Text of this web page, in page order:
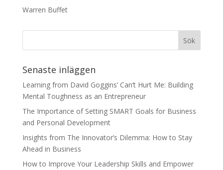
Warren Buffet
Senaste inläggen
Learning from David Goggins’ Can’t Hurt Me: Building
Mental Toughness as an Entrepreneur
The Importance of Setting SMART Goals for Business
and Personal Development
Insights from The Innovator’s Dilemma: How to Stay
Ahead in Business
How to Improve Your Leadership Skills and Empower